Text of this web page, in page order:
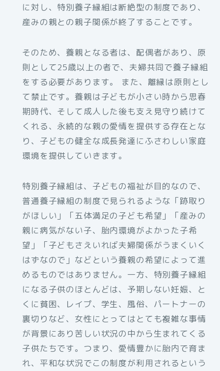
に対し、特別養子縁組は断絶型の制度であり、
産みの親との親子関係が終了することです。
そのため、養親となる者は、配偶者があり、原
則として25歳以上の者で、夫婦共同で養子縁組
をする必要があります。 また、離縁は原則とし
て禁止です。養親は子どもが小さい時から思春
期時代、そして成人した後も支え見守り続けて
くれる、永続的な親の愛情を提供する存在とな
り、子どもの健全な成長発達にふさわしい家庭
環境を提供していきます。
特別養子縁組は、子どもの福祉が目的なので、
普通養子縁組の制度で見られるような「跡取り
がほしい」「五体満足の子ども希望」「産みの
親に病気がない子、胎内環境がよかった子希
望」「子どもさえいれば夫婦関係がうまくいく
はずなので」などという養親の希望によって進
めるものではありません。一方、特別養子縁組
になる子供のほとんどは、予期しない妊娠、と
くに貧困、レイプ、学生、風俗、パートナーの
裏切りなど、女性にとってはとても複雑な事情
が背景にあり苦しい状況の中から生まれてくる
子供たちです。つまり、愛情豊かに胎内で育ま
れ、平和な状況でこの制度が利用されるという